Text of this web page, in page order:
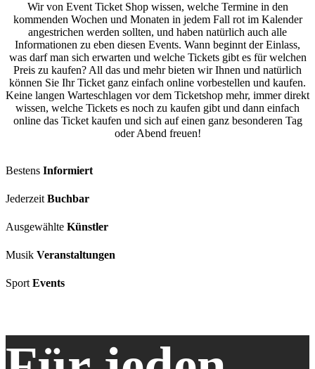
Wir von Event Ticket Shop wissen, welche Termine in den
kommenden Wochen und Monaten in jedem Fall rot im Kalender
angestrichen werden sollten, und haben natürlich auch alle
Informationen zu eben diesen Events. Wann beginnt der Einlass,
was darf man sich erwarten und welche Tickets gibt es für welchen
Preis zu kaufen? All das und mehr bieten wir Ihnen und natürlich
können Sie Ihr Ticket ganz einfach online vorbestellen und kaufen.
Keine langen Warteschlagen vor dem Ticketshop mehr, immer direkt
wissen, welche Tickets es noch zu kaufen gibt und dann einfach
online das Ticket kaufen und sich auf einen ganz besonderen Tag
oder Abend freuen!
Bestens Informiert
Jederzeit Buchbar
Ausgewählte Künstler
Musik Veranstaltungen
Sport Events